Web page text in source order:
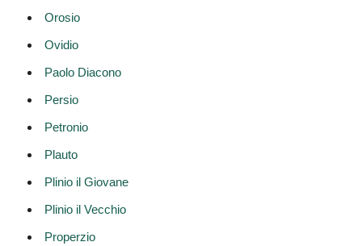
Orosio
Ovidio
Paolo Diacono
Persio
Petronio
Plauto
Plinio il Giovane
Plinio il Vecchio
Properzio